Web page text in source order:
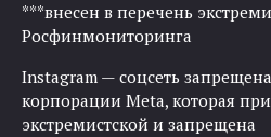
***внесен в перечень
Росфинмониторинга
Instagram — соцсеть
корпорации Meta, которая
экстремистской и запрещена